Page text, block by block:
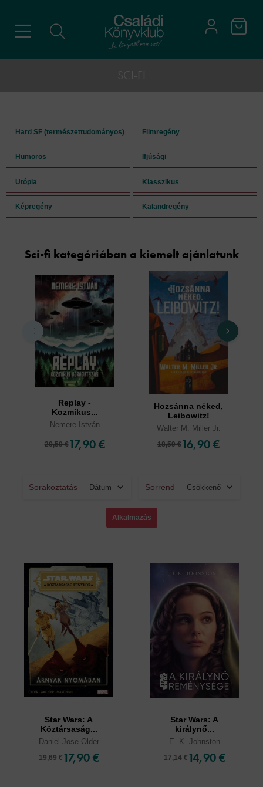
Hard SF (természettudományos) Filmregény
Humoros Ifjúsági
Utópia Klasszikus
Képregény Kalandregény
Sci-fi kategóriában a kiemelt ajánlatunk
Replay -
Kozmikus...
Nemere István
20,59 € 17,90 €
Hozsánna néked,
Leibowitz!
Walter M. Miller Jr.
18,59 €16,90 €
Sorakoztatás Sorrend
Star Wars: A
Köztársaság...
Daniel Jose Older
19,69 € 17,90 €
Star Wars: A
királynő...
E. K. Johnston
17,14 € 14,90 €